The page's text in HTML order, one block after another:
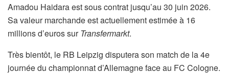
Amadou Haidara est sous contrat jusqu’au 30 juin 2026.
Sa valeur marchande est actuellement estimée à 16
millions d’euros sur Transfermarkt.
Très bientôt, le RB Leipzig disputera son match de la 4e
journée du championnat d’Allemagne face au FC Cologne.